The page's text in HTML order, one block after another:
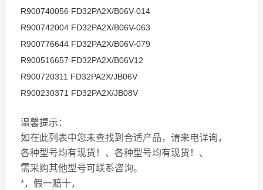
R900740056 FD32PA2X/B06V-014
R900742004 FD32PA2X/B06V-063
R900776644 FD32PA2X/B06V-079
R900516657 FD32PA2X/B06V12
R900720311 FD32PA2X/JB06V
R900230371 FD32PA2X/JB08V
温馨提示：
如在此列表中您未查找到合适产品，请来电详询，
各种型号均有现货！、各种型号均有现货！、
需采购其他型号可联系咨询。
*，假一赔十，